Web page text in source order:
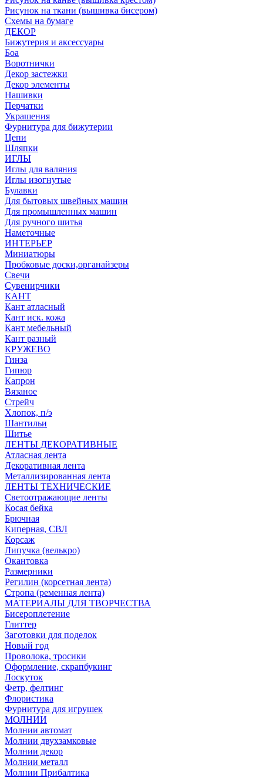
Рисунок на ткани (вышивка бисером)
Схемы на бумаге
ДЕКОР
Бижутерия и аксессуары
Боа
Воротнички
Декор застежки
Декор элементы
Нашивки
Перчатки
Украшения
Фурнитура для бижутерии
Цепи
Шляпки
ИГЛЫ
Иглы для валяния
Иглы изогнутые
Булавки
Для бытовых швейных машин
Для промышленных машин
Для ручного шитья
Наметочные
ИНТЕРЬЕР
Миниатюры
Пробковые доски,органайзеры
Свечи
Сувенирчики
КАНТ
Кант атласный
Кант иск. кожа
Кант мебельный
Кант разный
КРУЖЕВО
Гинза
Гипюр
Капрон
Вязаное
Стрейч
Хлопок, п/э
Шантильи
Шитье
ЛЕНТЫ ДЕКОРАТИВНЫЕ
Атласная лента
Декоративная лента
Металлизированная лента
ЛЕНТЫ ТЕХНИЧЕСКИЕ
Светоотражающие ленты
Косая бейка
Брючная
Киперная, СВЛ
Корсаж
Липучка (велькро)
Окантовка
Размерники
Регилин (корсетная лента)
Стропа (ременная лента)
МАТЕРИАЛЫ ДЛЯ ТВОРЧЕСТВА
Бисероплетение
Глиттер
Заготовки для поделок
Новый год
Проволока, тросики
Оформление, скрапбукинг
Лоскуток
Фетр, фелтинг
Флористика
Фурнитура для игрушек
МОЛНИИ
Молнии автомат
Молнии двухзамковые
Молнии декор
Молнии металл
Молнии Прибалтика